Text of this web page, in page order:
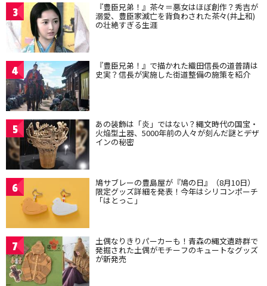
3 『豊臣兄弟！』茶々＝悪女はほぼ創作？秀吉が
溺愛、豊臣家滅亡を背負わされた茶々(井上和)
の壮絶すぎる生涯
4 『豊臣兄弟！』で描かれた織田信長の道普請は
史実？信長が実施した街道整備の施策を紹介
5 あの装飾は「炎」ではない？縄文時代の国宝・
火焔型土器、5000年前の人々が刻んだ謎とデザ
インの秘密
6 鳩サブレーの豊島屋が『鳩の日』（8月10日）
限定グッズ詳細を発表！今年はシリコンポーチ
「はとっこ」
7 土偶なりきりパーカーも！青森の縄文遺跡群で
発掘された土偶がモチーフのキュートなグッズ
が新発売